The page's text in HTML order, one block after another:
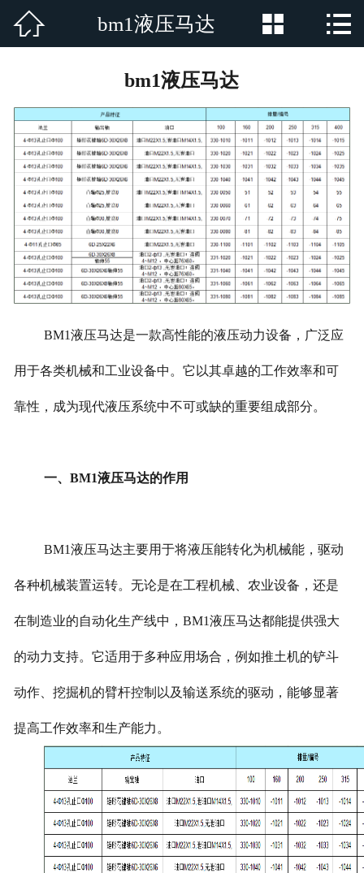
网站首页
新闻资讯
厂房厂景
荣誉资质
行业新闻
 bm1液压马达  
bm1液压马达
BM1液压马达是一款高性能的液压动力设备，广泛应
用于各类机械和工业设备中。它以其卓越的工作效率和可
靠性，成为现代液压系统中不可或缺的重要组成部分。
一、BM1液压马达的作用
BM1液压马达主要用于将液压能转化为机械能，驱动
各种机械装置运转。无论是在工程机械、农业设备，还是
在制造业的自动化生产线中，BM1液压马达都能提供强大
的动力支持。它适用于多种应用场合，例如推土机的铲斗
动作、挖掘机的臂杆控制以及输送系统的驱动，能够显著
提高工作效率和生产能力。